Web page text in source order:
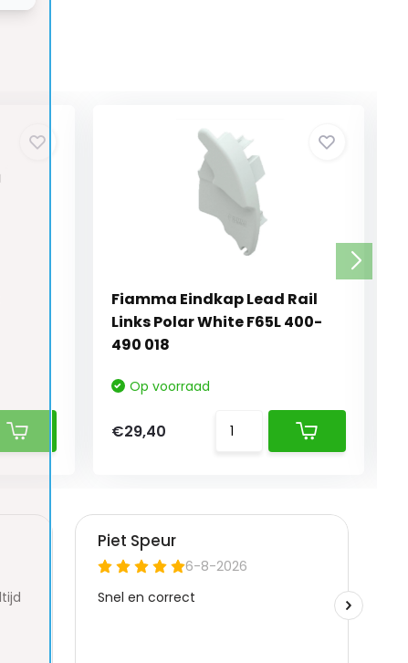
Fiamma Eindkap Lead Rail
Links Polar White F65L 400-
490 018
Op voorraad
€29,40